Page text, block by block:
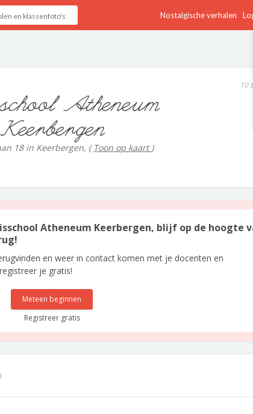
Nostalgische verhalen
Atheneum
Keerbergen
18 in Keerbergen, ( Toon op kaart )
10
Atheneum Keerbergen, blijf op de hoogte
en weer in contact komen met je docenten en
je gratis!
Meteen beginnen
Registreer gratis